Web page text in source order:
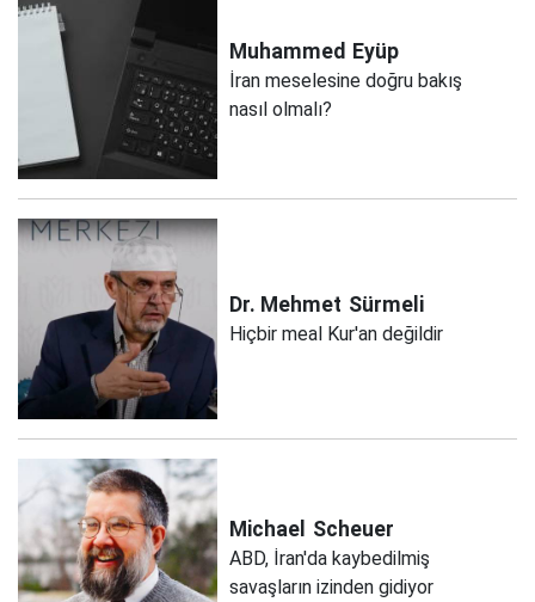
Muhammed Eyüp
İran meselesine doğru bakış
nasıl olmalı?
Dr. Mehmet Sürmeli
Hiçbir meal Kur'an değildir
Michael Scheuer
ABD, İran'da kaybedilmiş
savaşların izinden gidiyor